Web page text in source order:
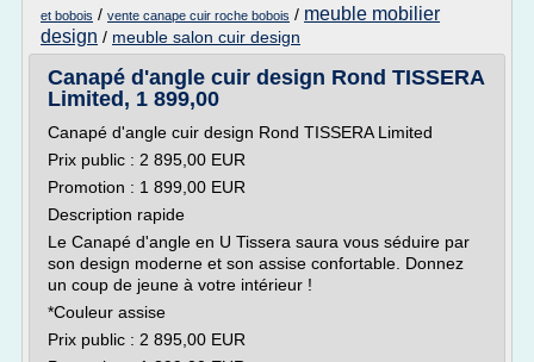
et bobois / vente canape cuir roche bobois / meuble mobilier
design / meuble salon cuir design
Canapé d'angle cuir design Rond TISSERA
Limited, 1 899,00
Canapé d'angle cuir design Rond TISSERA Limited
Prix public : 2 895,00 EUR
Promotion : 1 899,00 EUR
Description rapide
Le Canapé d'angle en U Tissera saura vous séduire par
son design moderne et son assise confortable. Donnez
un coup de jeune à votre intérieur !
*Couleur assise
Prix public : 2 895,00 EUR